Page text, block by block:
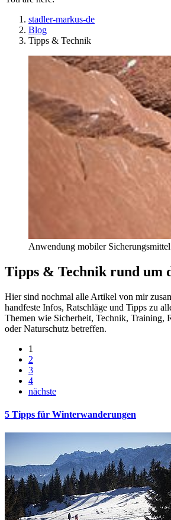
stadler-markus-de
Blog
Tipps & Technik
Anwendung mobiler
Tipps & Technik rund um
Hier sind nochmal alle Artikel von mir
handfeste Infos, Ratschläge und Tipps zu
Themen wie Sicherheit, Technik, Training,
oder Naturschutz betreffen.
1
2
3
4
nächste
5 Tipps für Winterwanderungen